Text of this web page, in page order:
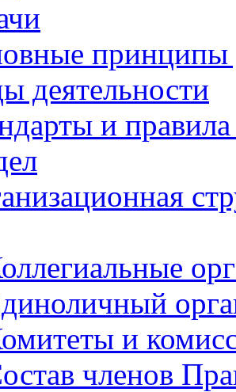
принципы
деятельности
и
и
членов